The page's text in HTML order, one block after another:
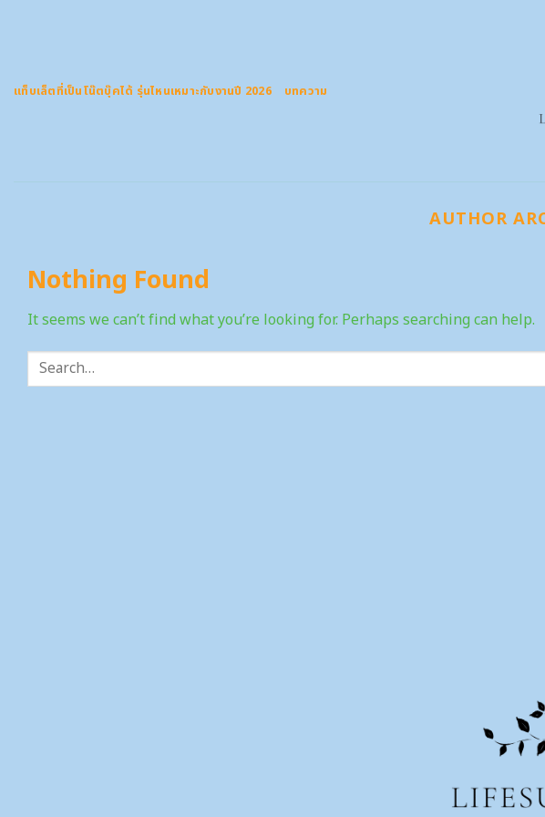
แท็บเล็ตที่เป็นโน๊ตบุ๊คได้ รุ่นไหนเหมาะกับงานปี 2026 บทความ
AUTHOR
Nothing Found
It seems we can’t find what you’re looking for. Perhaps searching can help.